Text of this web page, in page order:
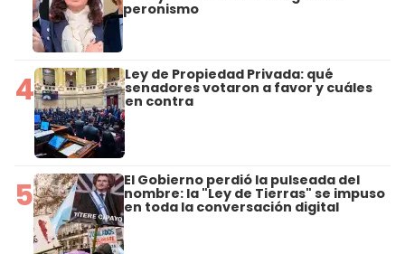
peronismo
4 Ley de Propiedad Privada: qué
senadores votaron a favor y cuáles
en contra
5 El Gobierno perdió la pulseada del
nombre: la "Ley de Tierras" se impuso
en toda la conversación digital